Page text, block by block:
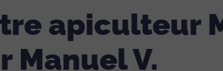
apiculteur
Manuel V.